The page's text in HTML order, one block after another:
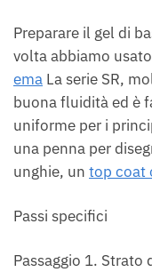
Preparare il gel di
volta abbiamo
ema La serie SR,
buona fluidità ed è
uniforme per i
una penna per
unghie, un top coat
Passi specifici
Passaggio 1. Strato